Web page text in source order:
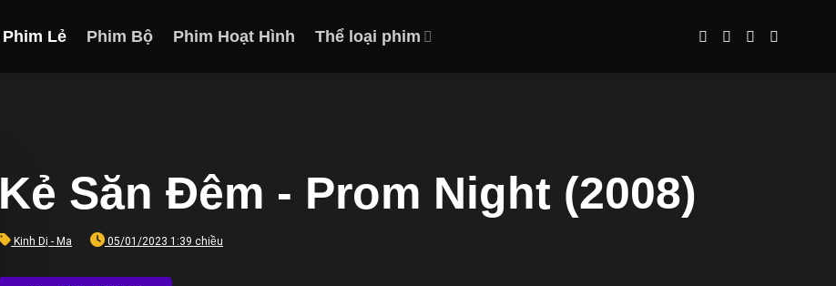
Phim Lẻ Phim Bộ Phim Hoạt Hình Thể loại phim
Kẻ Săn Đêm - Prom Night (2008)
Kinh Dị - Ma 05/01/2023 1:39 chiều